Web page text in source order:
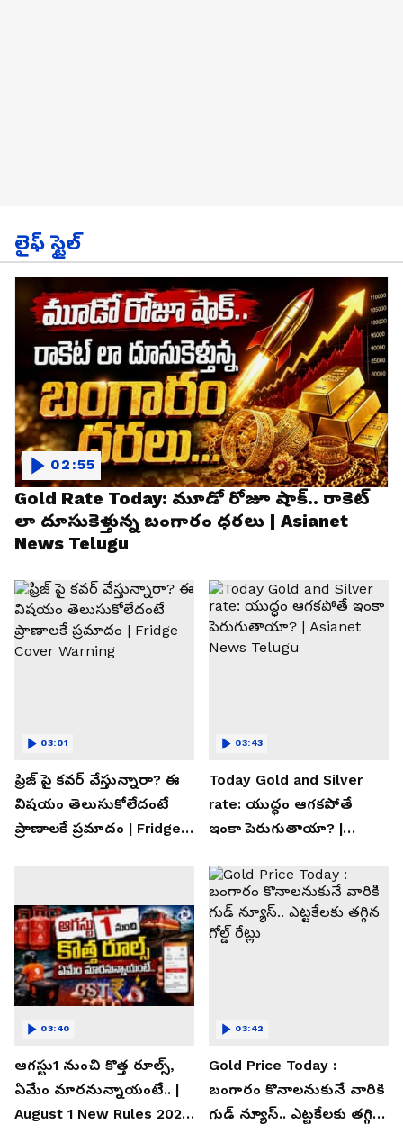
లైఫ్ స్టైల్
Gold Rate Today: మూడో రోజూ షాక్.. రాకెట్
లా దూసుకెళ్తున్న బంగారం ధరలు | Asianet
News Telugu
02:55
ఫ్రిజ్ పై కవర్ వేస్తున్నారా? ఈ
విషయం తెలుసుకోలేదంటే
ప్రాణాలకే ప్రమాదం | Fridge
03:01
Today Gold and Silver
rate: యుద్ధం ఆగకపోతే
ఇంకా పెరుగుతాయా? |
03:43
ఆగస్టు1 నుంచి కొత్త రూల్స్,
ఏమేం మారనున్నాయంటే.. |
August 1 New Rules 2026
03:40
Gold Price Today :
బంగారం కొనాలనుకునే వారికి
గుడ్ న్యూస్.. ఎట్టకేలకు తగ్గిన
03:42